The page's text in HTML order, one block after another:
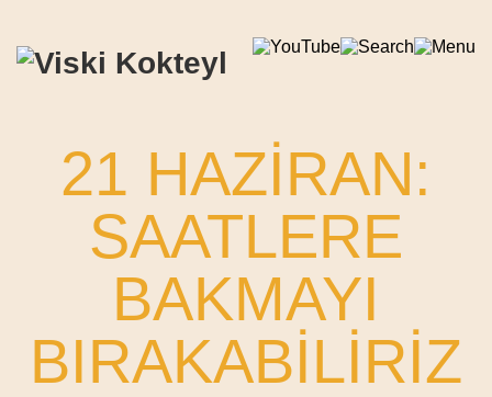
21 HAZIRAN:
SAATLERE
BAKMAYI
BIRAKABILIRIZ